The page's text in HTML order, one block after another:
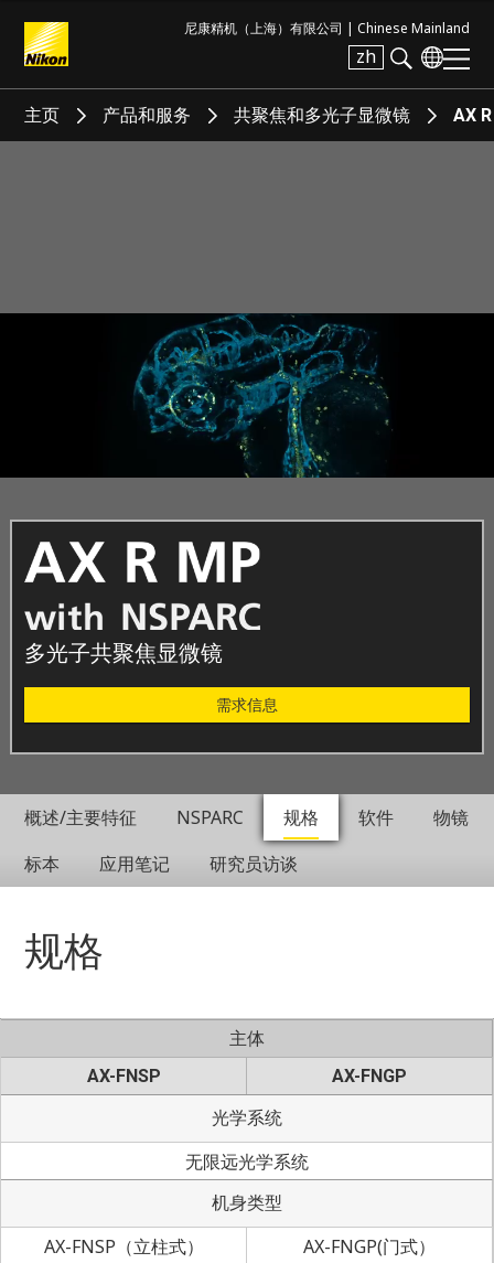
尼康精机（上海）有限公司 | Chinese Mainland
zh
Search keyword(s)
主页 产品和服务 共聚焦和多光子显微镜 AX
多光子共聚焦显微镜
需求信息
概述/主要特征 NSPARC 规格 软件
物镜
标本
应用笔记 研究员访谈
规格
主体
AX-FNSP
AX-FNGP
光学系统
无限远光学系统
机身类型
AX-FNSP（立柱式） AX-FNGP(门式）